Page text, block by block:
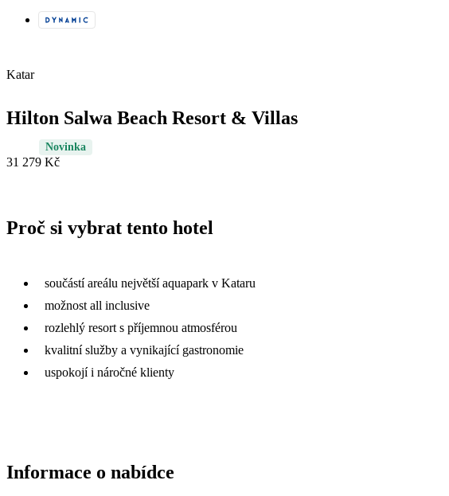
Katar
Hilton Salwa Beach Resort & Villas
Novinka
31 279 Kč
Proč si vybrat tento hotel
součástí areálu největší aquapark v Kataru
možnost all inclusive
rozlehlý resort s příjemnou atmosférou
kvalitní služby a vynikající gastronomie
uspokojí i náročné klienty
Informace o nabídce